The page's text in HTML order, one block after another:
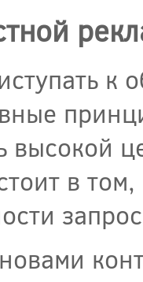
к
высокой
в